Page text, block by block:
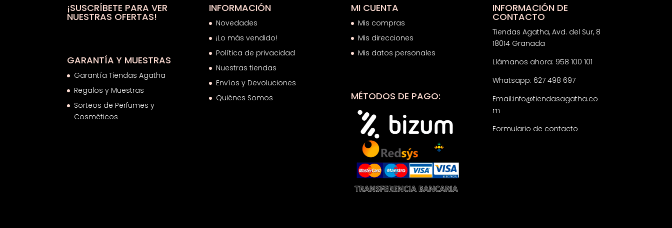
25,07€
¡SUSCRÍBETE PARA VER
NUESTRAS OFERTAS!
GARANTÍA Y MUESTRAS
Garantía Tiendas Agatha
Regalos y Muestras
Sorteos de Perfumes y
Cosméticos
INFORMACIÓN
Novedades
¡Lo más vendido!
Política de privacidad
Nuestras tiendas
Envíos y Devoluciones
Quiénes Somos
MI CUENTA
Mis compras
Mis direcciones
Mis datos personales
MÉTODOS DE PAGO:
INFORMACIÓN DE
CONTACTO
Tiendas Agatha, Avd. del Sur, 8
18014 Granada
Llámanos ahora: 958 100 101
Whatsapp: 627 498 697
Email:info@tiendasagatha.co
m
Formulario de contacto